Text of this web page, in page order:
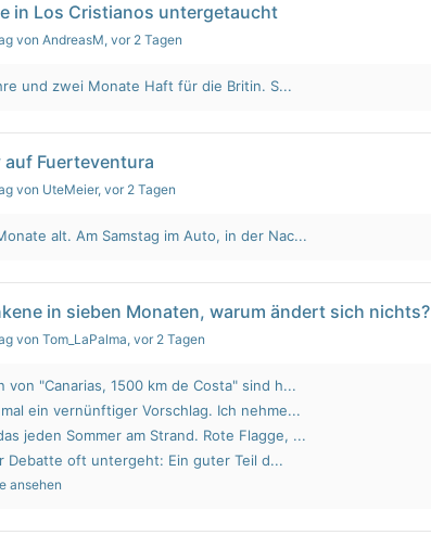
in Los Cristianos untergetaucht
von AndreasM, vor 2 Tagen
und zwei Monate Haft für die Britin. S...
auf Fuerteventura
von UteMeier, vor 2 Tagen
alt. Am Samstag im Auto, in der Nac...
in sieben Monaten, warum ändert sich nichts?
von Tom_LaPalma, vor 2 Tagen
von "Canarias, 1500 km de Costa" sind h...
ein vernünftiger Vorschlag. Ich nehme...
jeden Sommer am Strand. Rote Flagge, ...
Debatte oft untergeht: Ein guter Teil d...
ansehen